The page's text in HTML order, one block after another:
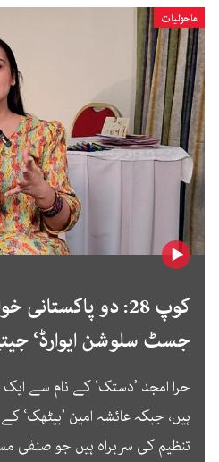
ماحولیات
کوپ 28: دو
جسٹ سلوشن ایوارڈ‘
حرا امجد ’دستک‘ کے نام سے ایک
ہیں، جبکہ عائشہ امین ’بیٹھک‘
تنظیم کی سربراہ ہیں جو صنفی